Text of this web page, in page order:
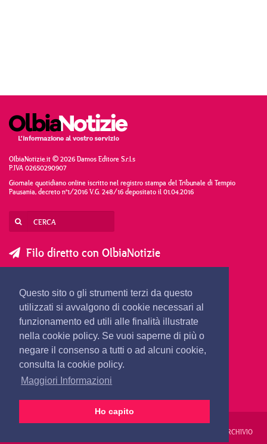
Questo sito o gli strumenti terzi da questo
utilizzati si avvalgono di cookie necessari al
funzionamento ed utili alle finalità illustrate
nella cookie policy. Se vuoi saperne di più o
negare il consenso a tutti o ad alcuni cookie,
consulta la cookie policy.
Maggiori Informazioni
Ho capito
OlbiaNotizie.it © 2026 Damos Editore S.r.l.s
P.IVA 02650290907
Giornale quotidiano online iscritto nel registro stampa del Tribunale di Tempio
Pausania, decreto n°1/2016 V.G. 248/16 depositato il 01.04.2016
Filo diretto con OlbiaNotizie
SEGNALA UNA NOTIZIA
SEGNALA UN EVENTO
redazione@olbianotizie.it
ARCHIVIO